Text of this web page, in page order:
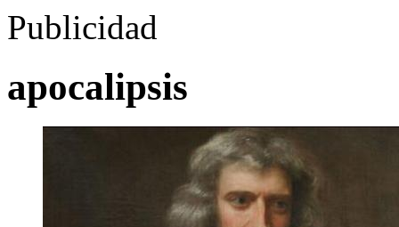
Publicidad
apocalipsis